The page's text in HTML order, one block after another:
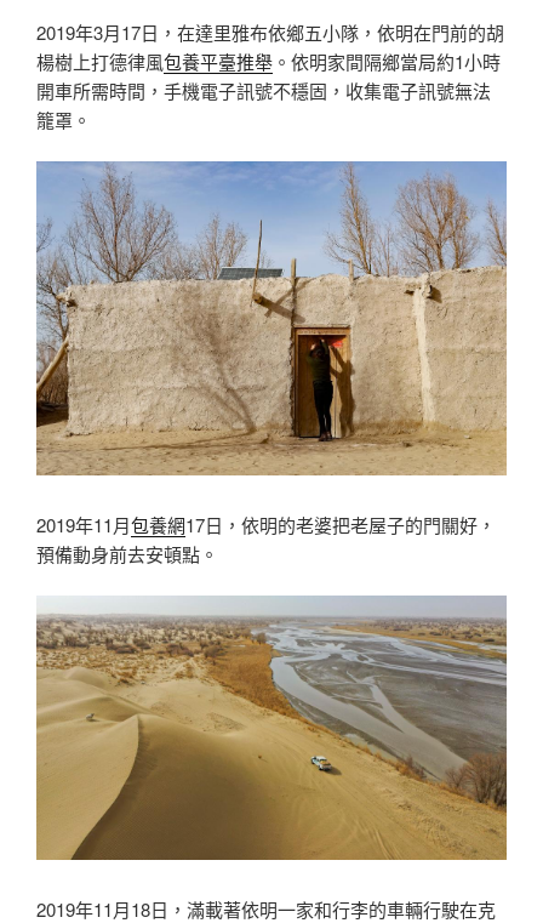
2019年3月17日，在達里雅布依鄉五小隊，依明在門前的胡
楊樹上打德律風包養平臺推舉 。依明家間隔鄉當局約1小時
開車所需時間，手機電子訊號不穩固，收集電子訊號無法
籠罩。
2019年11月包養網17日，依明的老婆把老屋子的門關好，
預備動身前去安頓點。
2019年11月18日，滿載著依明一家和行李的車輛行駛在克